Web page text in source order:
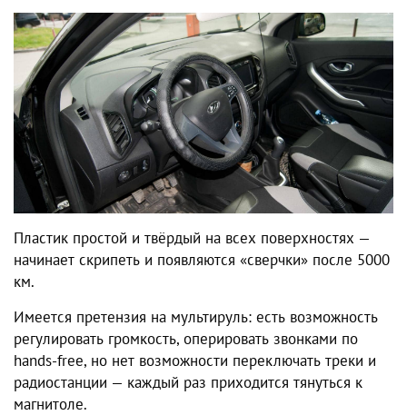
Пластик простой и твёрдый на всех поверхностях —
начинает скрипеть и появляются «сверчки» после 5000
км.
Имеется претензия на мультируль: есть возможность
регулировать громкость, оперировать звонками по
hands-free, но нет возможности переключать треки и
радиостанции — каждый раз приходится тянуться к
магнитоле.